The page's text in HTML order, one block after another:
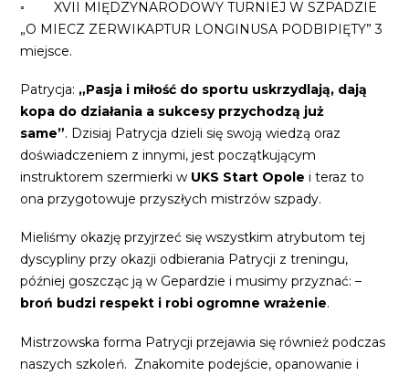
◦ XVII MIĘDZYNARODOWY TURNIEJ W SZPADZIE
„O MIECZ ZERWIKAPTUR LONGINUSA PODBIPIĘTY” 3
miejsce.
Patrycja: „Pasja i miłość do sportu uskrzydlają, dają
kopa do działania a sukcesy przychodzą już
same”. Dzisiaj Patrycja dzieli się swoją wiedzą oraz
doświadczeniem z innymi, jest początkującym
instruktorem szermierki w UKS Start Opole i teraz to
ona przygotowuje przyszłych mistrzów szpady.
Mieliśmy okazję przyjrzeć się wszystkim atrybutom tej
dyscypliny przy okazji odbierania Patrycji z treningu,
później goszcząc ją w Gepardzie i musimy przyznać: –
broń budzi respekt i robi ogromne wrażenie.
Mistrzowska forma Patrycji przejawia się również podczas
naszych szkoleń. Znakomite podejście, opanowanie i